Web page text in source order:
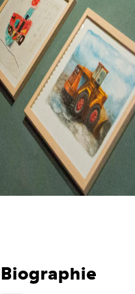
Biographie